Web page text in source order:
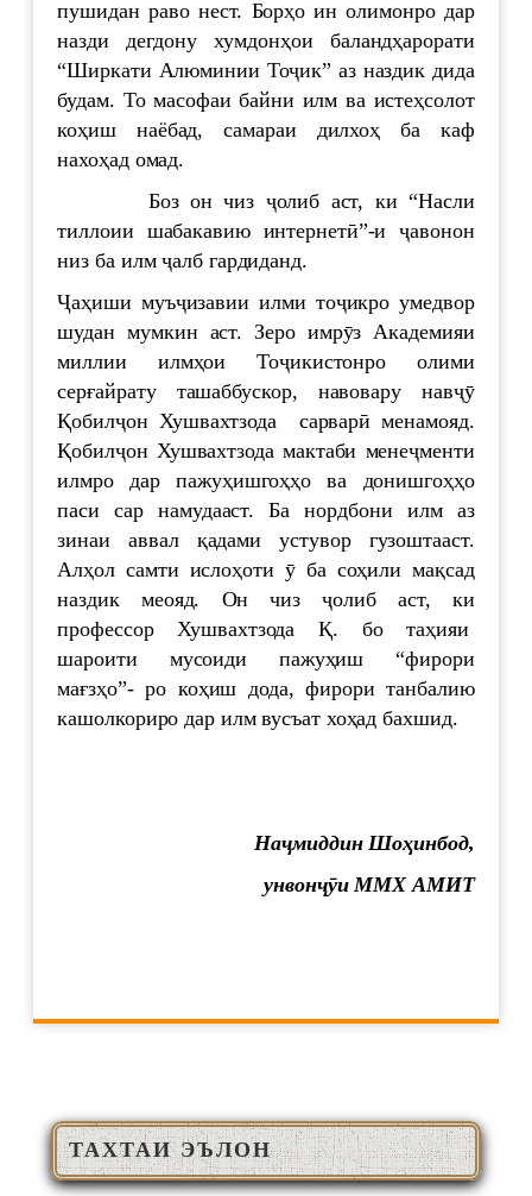
пушидан раво нест. Борҳо ин олимонро дар
назди дегдону хумдонҳои баландҳарорати
“Ширкати Алюминии Тоҷик” аз наздик дида
будам. То масофаи байни илм ва истеҳсолот
коҳиш наёбад, самараи дилхоҳ ба каф
нахоҳад омад.
Боз он чиз ҷолиб аст, ки “Насли
тиллоии шабакавию интернетӣ”-и ҷавонон
низ ба илм ҷалб гардиданд.
Ҷаҳиши муъҷизавии илми тоҷикро умедвор
шудан мумкин аст. Зеро имрӯз Академияи
миллии илмҳои Тоҷикистонро олими
серғайрату ташаббускор, навовару навҷӯ
Қобилҷон Хушвахтзода сарварӣ менамояд.
Қобилҷон Хушвахтзода мактаби менеҷменти
илмро дар пажуҳишгоҳҳо ва донишгоҳҳо
паси сар намудааст. Ба нордбони илм аз
зинаи аввал қадами устувор гузоштааст.
Алҳол самти ислоҳоти ӯ ба соҳили мақсад
наздик меояд. Он чиз ҷолиб аст, ки
профессор Хушвахтзода Қ. бо таҳияи
шароити мусоиди пажуҳиш “фирори
мағзҳо”- ро коҳиш дода, фирори танбалию
кашолкориро дар илм вусъат хоҳад бахшид.
Наҷмиддин Шоҳинбод,
унвонҷӯи ММХ АМИТ
ТАХТАИ ЭЪЛОН
700 СОЛ БО ҲОФИЗ